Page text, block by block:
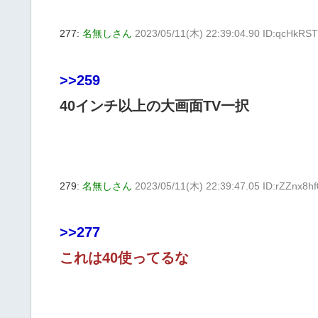
277: 名無しさん 2023/05/11(木) 22:39:04.90
>>259
40インチ以上の大画面TV一択
279: 名無しさん 2023/05/11(木) 22:39:47.05
>>277
これは40使ってるな